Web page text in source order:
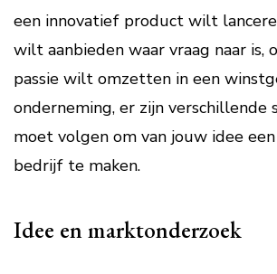
een innovatief product wilt
wilt aanbieden waar vraag naar is,
passie wilt omzetten in een
onderneming, er zijn verschillende
moet volgen om van jouw idee
bedrijf te maken.
Idee en marktonderzoek